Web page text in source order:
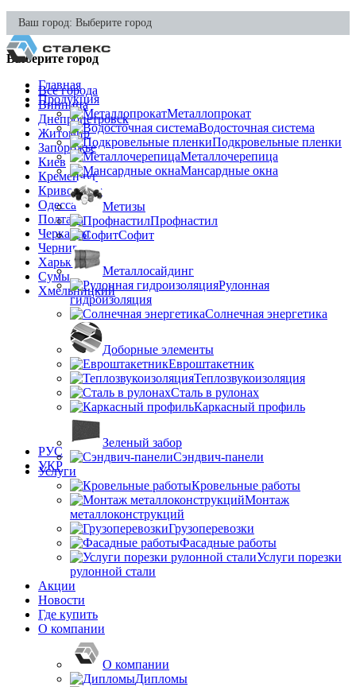
Ваш город: Выберите город
Выберите город
Все города
Винница
Днепропетровск
Житомир
Запорожье
Киев
Кременчуг
Кривой Рог
Одесса
Полтава
Черкассы
Чернигов
Харьков
Сумы
Хмельницкий
РУС
УКР
Главная
Продукция
Металлопрокат
Водосточная система
Подкровельные пленки
Металлочерепица
Мансардные окна
Метизы
Профнастил
Софит
Металлосайдинг
Рулонная
гидроизоляция
Солнечная энергетика
Доборные элементы
Евроштакетник
Теплозвукоизоляция
Сталь в рулонах
Каркасный профиль
Зеленый забор
Сэндвич-панели
Услуги
Кровельные работы
Монтаж
металлоконструкций
Грузоперевозки
Фасадные работы
Услуги порезки
рулонной стали
Акции
Новости
Где купить
О компании
О компании
Дипломы